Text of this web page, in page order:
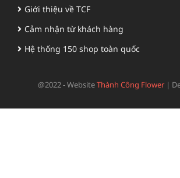
Giới thiệu về TCF
Cảm nhận từ khách hàng
Hệ thống 150 shop toàn quốc
@2022 - WebsiteThành Công Flower |